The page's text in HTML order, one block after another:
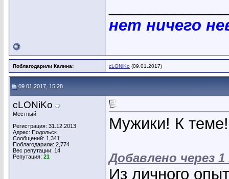
нет ничего
Поблагодарили Калина: cLONiKo (09.01.2017)
09.01.2017, 15:28
cLONiKo
Местный
Регистрация: 31.12.2013
Адрес: Подольск
Сообщений: 1,341
Поблагодарили: 2,774
Вес репутации: 14
Репутация: 21
Мужики! К теме!
Добавлено через
Из личного